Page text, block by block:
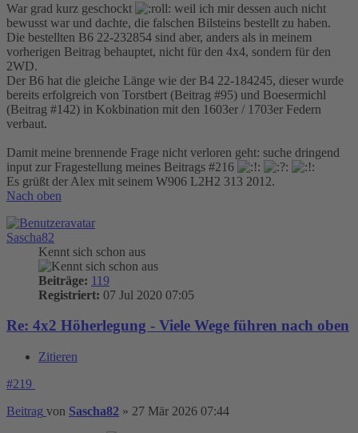
War grad kurz geschockt
weil ich mir dessen auch nicht
bewusst war und dachte, die falschen Bilsteins bestellt zu haben.
Die bestellten B6 22-232854 sind aber, anders als in meinem
vorherigen Beitrag behauptet, nicht für den 4x4, sondern für den
2WD.
Der B6 hat die gleiche Länge wie der B4 22-184245, dieser wurde
bereits erfolgreich von Torstbert (Beitrag #95) und Boesermichl
(Beitrag #142) in Kokbination mit den 1603er / 1703er Federn
verbaut.
Damit meine brennende Frage nicht verloren geht: suche dringend
input zur Fragestellung meines Beitrags #216
Es grüßt der Alex mit seinem W906 L2H2 313 2012.
Nach oben
Sascha82
Kennt sich schon aus
Beiträge: 119
Registriert: 07 Jul 2020 07:05
Re: 4x2 Höherlegung - Viele Wege führen nach oben
Zitieren
#219
Beitrag von Sascha82 » 27 Mär 2026 07:44